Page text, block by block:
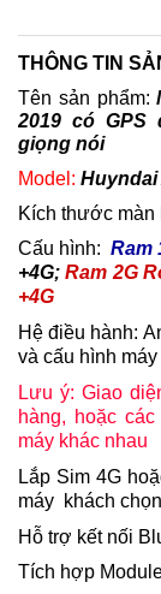
THÔNG TIN
Tên sản phẩm:
2019 có GPS
giọng nói
Model: Huyndai
Kích thước màn
Cấu hình: Ram
+4G;Ram 2G
+4G
Hệ điều hành:
và cấu hình
Lưu ý: Giao
hàng, hoặc
máy khác nhau
Lắp Sim 4G
máy khách
Hỗ trợ kết nối
Tích hợp